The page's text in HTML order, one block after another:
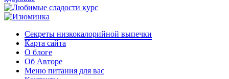
Секреты низкокалорийной выпечки
Карта сайта
О блоге
Об Авторе
Меню питания для вас